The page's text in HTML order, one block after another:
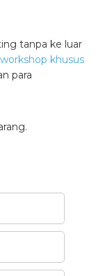
tanpa ke luar
workshop khusus
para